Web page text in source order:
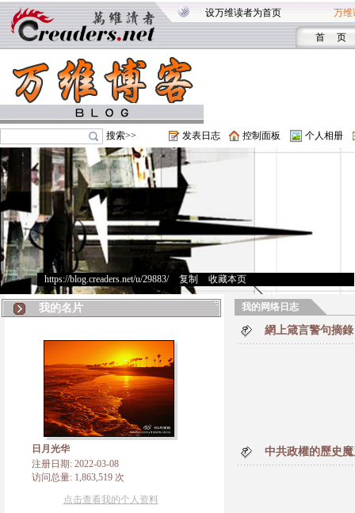
设万维读者为首页 万维
首 页
搜索>> 发表日志 控制面板 个人相册
https://blog.creaders.net/u/29883/> 复制 收藏本页
我的名片
日月光华
注册日期: 2022-03-08
访问总量: 1,863,519 次
点击查看我的个人资料
我的网络日志
網上箴言警句摘
中共政權的歷史